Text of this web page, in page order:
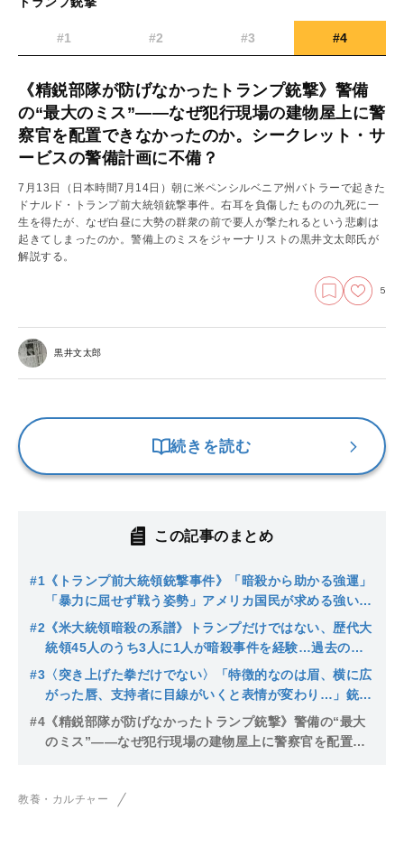
#1 #2 #3 #4
《精鋭部隊が防げなかったトランプ銃撃》警備
の“最大のミス”――なぜ犯行現場の建物屋上に警
察官を配置できなかったのか。シークレット・サ
ービスの警備計画に不備？
7月13日（日本時間7月14日）朝に米ペンシルベニア州バトラーで起きた
ドナルド・トランプ前大統領銃撃事件。右耳を負傷したものの九死に一
生を得たが、なぜ白昼に大勢の群衆の前で要人が撃たれるという悲劇は
起きてしまったのか。警備上のミスをジャーナリストの黒井文太郎氏が
解説する。
5
黒井文太郎
続きを読む
この記事のまとめ
#1 《トランプ前大統領銃撃事件》「暗殺から助かる強運」
「暴力に屈せず戦う姿勢」アメリカ国民が求める強いリ
ーダー像を見せたトランプに“風”は吹くか？
#2 《米大統領暗殺の系譜》トランプだけではない、歴代大
統領45人のうち3人に1人が暗殺事件を経験…過去の犯
人から浮かび上がる共通項とは
#3 〈突き上げた拳だけでない〉「特徴的なのは眉、横に広
がった唇、支持者に目線がいくと表情が変わり…」銃撃
直後のトランプ氏の”心理状態”を分析。一方、会見での
バイデン大統領は覇気がなく…
#4 《精鋭部隊が防げなかったトランプ銃撃》警備の“最大
のミス”――なぜ犯行現場の建物屋上に警察官を配置で
教養・カルチャー